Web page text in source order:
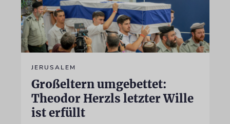
JERUSALEM
Großeltern umgebettet:
Theodor Herzls letzter Wille
ist erfüllt